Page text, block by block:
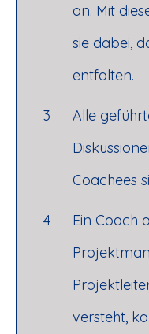
an. Mit
sie dabei,
entfalten.
3
Alle
Coachees
4
Ein Coach
versteht,